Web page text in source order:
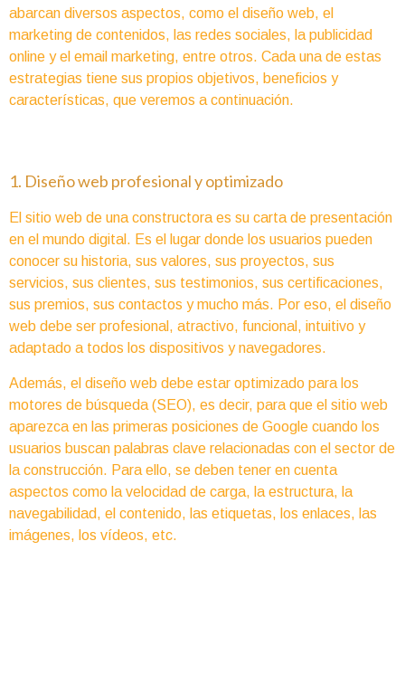
abarcan diversos aspectos, como el diseño web, el
marketing de contenidos, las redes sociales, la publicidad
online y el email marketing, entre otros. Cada una de estas
estrategias tiene sus propios objetivos, beneficios y
características, que veremos a continuación.
1. Diseño web profesional y optimizado
El sitio web de una constructora es su carta de presentación
en el mundo digital. Es el lugar donde los usuarios pueden
conocer su historia, sus valores, sus proyectos, sus
servicios, sus clientes, sus testimonios, sus certificaciones,
sus premios, sus contactos y mucho más. Por eso, el diseño
web debe ser profesional, atractivo, funcional, intuitivo y
adaptado a todos los dispositivos y navegadores.
Además, el diseño web debe estar optimizado para los
motores de búsqueda (SEO), es decir, para que el sitio web
aparezca en las primeras posiciones de Google cuando los
usuarios buscan palabras clave relacionadas con el sector de
la construcción. Para ello, se deben tener en cuenta
aspectos como la velocidad de carga, la estructura, la
navegabilidad, el contenido, las etiquetas, los enlaces, las
imágenes, los vídeos, etc.